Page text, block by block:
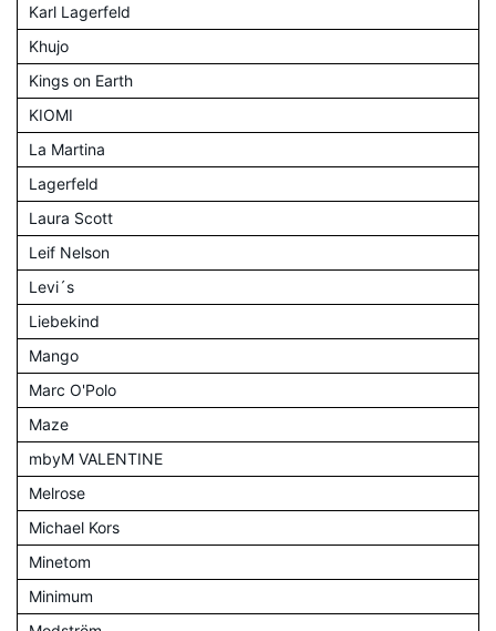
Karl Lagerfeld
Khujo
Kings on Earth
KIOMI
La Martina
Lagerfeld
Laura Scott
Leif Nelson
Levi´s
Liebekind
Mango
Marc O'Polo
Maze
mbyM VALENTINE
Melrose
Michael Kors
Minetom
Minimum